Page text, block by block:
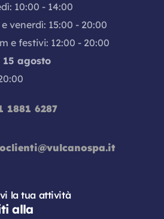
10:00 - 14:00
venerdì: 15:00 - 20:00
e festivi: 12:00 - 20:00
agosto
1881 6287
la tua attività
alla